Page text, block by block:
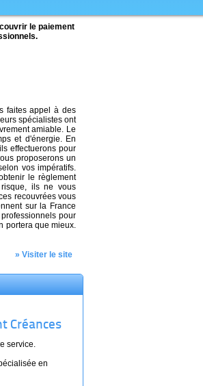
le paiement
faites appel à des
spécialistes ont
amiable. Le
et d'énergie. En
effectuerons pour
proposerons un
vos impératifs.
le règlement
ils ne vous
recouvrées vous
sur la France
pour
portera que mieux.
» Visiter le site
Créances
service.
en